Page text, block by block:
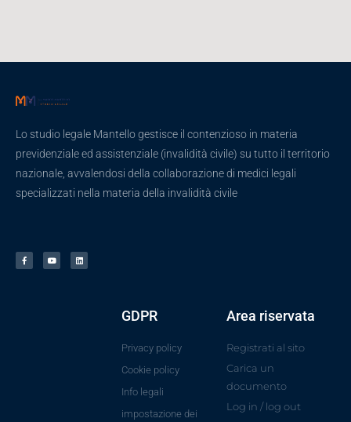
Lo studio legale Mantello gestisce il contenzioso in materia
previdenziale ed assistenziale (invalidità civile) su tutto il territorio
nazionale, avvalendosi della collaborazione di medici legali
specializzati nella materia della invalidità civile
GDPR
Privacy policy
Cookie policy
Info legali
impostazione dei
Area riservata
Registrati al sito
Carica un
documento
Log in / log out